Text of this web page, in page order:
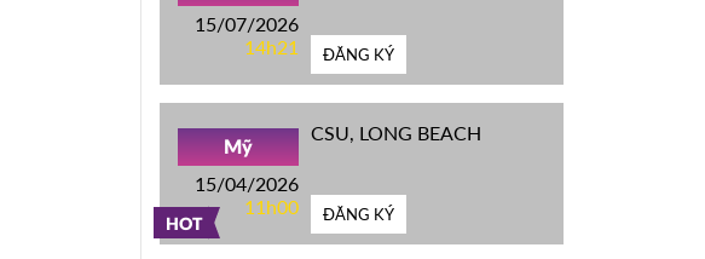
15/07/2026
14h21
ĐĂNG KÝ
HOT
Mỹ
15/04/2026
11h00
CSU, LONG BEACH
ĐĂNG KÝ